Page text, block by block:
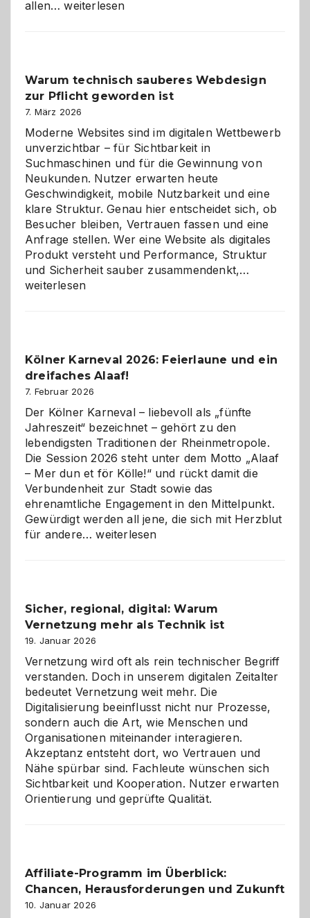
allen…Sudoku
den
Logikrätseln
weiterlesen
Warum technisch sauberes Webdesign
zur Pflicht geworden ist
7. März 2026
Moderne Websites sind im digitalen Wettbewerb
unverzichtbar – für Sichtbarkeit in
Suchmaschinen und für die Gewinnung von
Neukunden. Nutzer erwarten heute
Geschwindigkeit, mobile Nutzbarkeit und eine
klare Struktur. Genau hier entscheidet sich, ob
Besucher bleiben, Vertrauen fassen und eine
Anfrage stellen. Wer eine Website als digitales
Produkt versteht und Performance, Struktur
und Sicherheit sauber zusammendenkt,…
geworden
weiterlesen
Kölner Karneval 2026: Feierlaune und ein
dreifaches Alaaf!
7. Februar 2026
Der Kölner Karneval – liebevoll als „fünfte
Jahreszeit“ bezeichnet – gehört zu den
lebendigsten Traditionen der Rheinmetropole.
Die Session 2026 steht unter dem Motto „Alaaf
– Mer dun et för Kölle!“ und rückt damit die
Verbundenheit zur Stadt sowie das
ehrenamtliche Engagement in den Mittelpunkt.
Gewürdigt werden all jene, die sich mit Herzblut
für andere…Kölner
ein
dreifaches
Alaaf!
weiterlesen
Sicher, regional, digital: Warum
Vernetzung mehr als Technik ist
19. Januar 2026
Vernetzung wird oft als rein technischer Begriff
verstanden. Doch in unserem digitalen Zeitalter
bedeutet Vernetzung weit mehr. Die
Digitalisierung beeinflusst nicht nur Prozesse,
sondern auch die Art, wie Menschen und
Organisationen miteinander interagieren.
Akzeptanz entsteht dort, wo Vertrauen und
Nähe spürbar sind. Fachleute wünschen sich
Sichtbarkeit und Kooperation. Nutzer erwarten
Orientierung und geprüfte Qualität.
Affiliate-Programm im Überblick:
Chancen, Herausforderungen und Zukunft
10. Januar 2026